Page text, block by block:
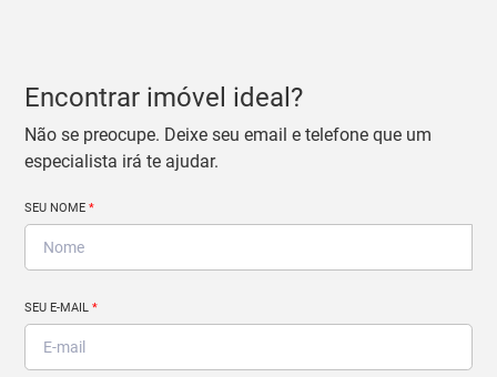
Encontrar imóvel ideal?
Não se preocupe. Deixe seu email e telefone que um
especialista irá te ajudar.
SEU NOME*
SEU E-MAIL*